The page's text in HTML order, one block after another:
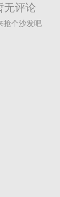
无评论
抢个沙发吧